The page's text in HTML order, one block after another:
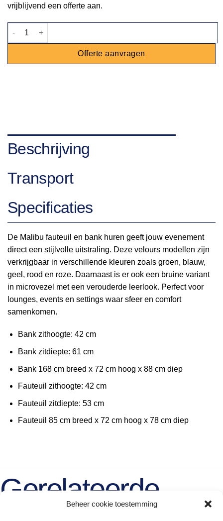
Beheer cookie toestemming
vrijblijvend een offerte aan.
Chesterfield zithoek Malibu koningsblauw aantal
Offerte aanvragen
Beschrijving
Transport
Specificaties
De Malibu fauteuil en bank huren geeft jouw evenement
direct een stijlvolle uitstraling. Deze velours modellen zijn
verkrijgbaar in verschillende kleuren zoals groen, blauw,
geel, rood en roze. Daarnaast is er ook een bruine variant
in microvezel met een verouderde leerlook. Perfect voor
lounges, events en settings waar sfeer en comfort
samenkomen.
Bank zithoogte: 42 cm
Bank zitdiepte: 61 cm
Bank 168 cm breed x 72 cm hoog x 88 cm diep
Fauteuil zithoogte: 42 cm
Fauteuil zitdiepte: 53 cm
Fauteuil 85 cm breed x 72 cm hoog x 78 cm diep
Gerelateerde